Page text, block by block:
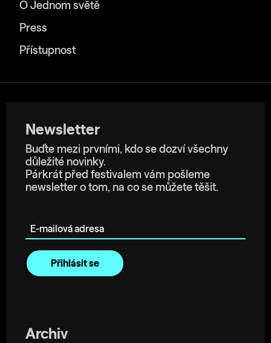
O Jednom světě
Press
Přístupnost
Newsletter
Buďte mezi prvními, kdo se dozví všechny
důležité novinky.
Párkrát před festivalem vám pošleme
newsletter o tom, na co se můžete těšit.
Archiv